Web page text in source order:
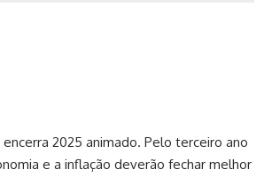
2025 animado. Pelo terceiro ano
e a inflação deverão fechar melhor